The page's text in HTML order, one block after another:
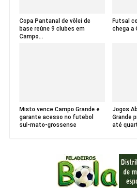
Copa Pantanal de vôlei de
base reúne 9 clubes em
Campo...
Futsal
chega a
Misto vence Campo Grande e
garante acesso no futebol
sul-mato-grossense
Jogos
Grande
até